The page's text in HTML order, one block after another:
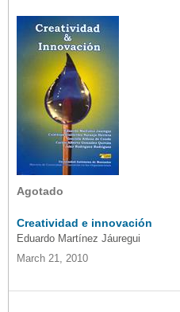
Agotado
Creatividad e innovación
Eduardo Martínez Jáuregui
March 21, 2010